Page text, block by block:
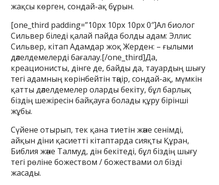
жақсы көрген, сондай-ақ бұрын.
[one_third padding=”10px 10px 10px 0″]Ал биолог
Сильвер біледі қалай пайда болды адам: Эллис
Сильвер, кітап Адамдар жоқ Жерден: – ғылыми
дәлелдемелерді бағалау.[/one_third]Да,
креационисты, дінге де, байды да, тауардың шығу
тегі адамның көрінбейтін тәңір, сондай-ақ, мүмкін
қатты дәлелдемелер оларды бекіту, бұл барлық
біздің шежіресін байқауға болады құру бірінші
жұбы.
Сүйене отырып, тек қана тиетін және сенімді,
айқын діни қасиетті кітаптарда сияқты Құран,
Библия және Талмуд, дін бекітеді, бұл біздің шығу
тегі рөліне божеством / божествами ол бізді
жасады.